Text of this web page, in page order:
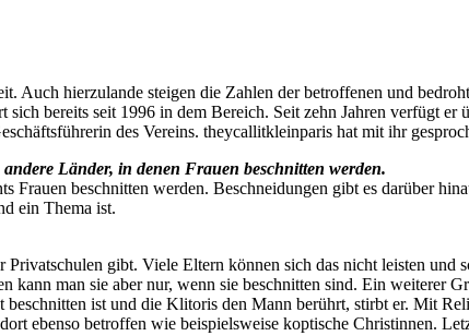
hierzulande steigen die Zahlen der betroffenen und
bereits seit 1996 in dem Bereich. Seit zehn Jahren verfügt er
des Vereins. theycallitkleinparis hat mit ihr
Länder, in denen Frauen beschnitten werden.
beschnitten werden. Beschneidungen gibt es darüber
ein Thema ist.
gibt. Viele Eltern können sich das nicht leisten und
man sie aber nur, wenn sie beschnitten sind. Ein weiterer
ist und die Klitoris den Mann berührt, stirbt er. Mit
ebenso betroffen wie beispielsweise koptische Christinnen.